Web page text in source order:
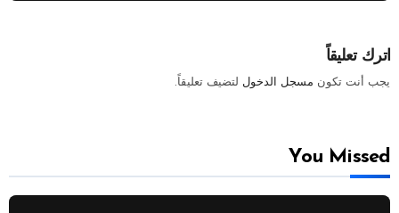
اترك تعليقاً
يجب أنت تكون مسجل الدخول لتضيف تعليقاً.
You Missed